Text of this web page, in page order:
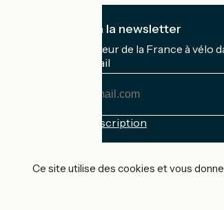
Je m'abonne à la newsletter
Recevez le meilleur de la France à vélo
Mon adresse mail
Conditions d'inscription
Ce site utilise des cookies et vous